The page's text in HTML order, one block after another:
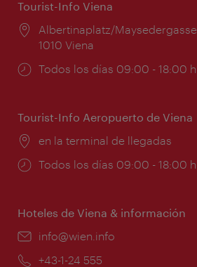
Tourist-Info Viena
Lugar:
Albertinaplatz/Maysedergasse
1010 Viena
Horarios
Todos los días 09:00 - 18:00 h
Tourist-Info Aeropuerto de Viena
Lugar:
en la terminal de llegadas
Horarios
Todos los días 09:00 - 18:00 h
Hoteles de Viena & información
e-
info@wien.info
Teléfono:
+43-1-24 555